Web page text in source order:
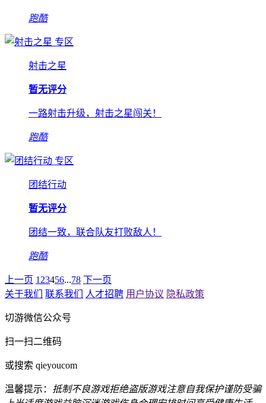
跑酷
专区
射击之星
暂无评分
一路射击升级，射击之星闯关！
跑酷
专区
团结行动
暂无评分
团结一致，联合队友打败敌人！
跑酷
上一页 1 23456...78 下一页
关于我们
联系我们 人才招聘 用户协议 隐私政策
切游微信公众号
扫一扫二维码
或搜索 qieyoucom
温馨提示： 抵制不良游戏拒绝盗版游戏注意自我保护谨防受骗